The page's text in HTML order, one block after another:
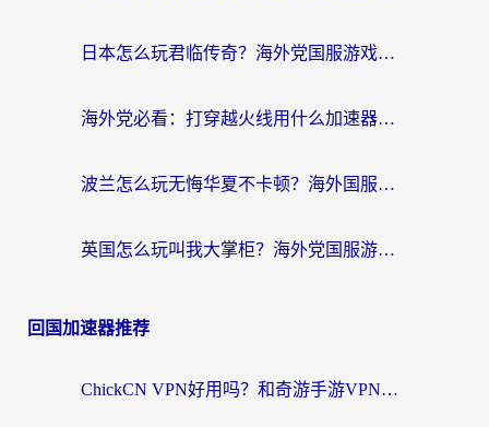
日本怎么玩君临传奇？海外党国服游戏加速避坑指南（附菲律宾欧洲玩家实测）
海外党必看：打穿越火线用什么加速器？解决延迟卡顿，还能玩奇妙拼图世界和第五人格
波兰怎么玩无悔华夏不卡顿？海外国服游戏加速器终极指南（附征途2萤火突击解决方案）
英国怎么玩叫我大掌柜？海外党国服游戏加速避坑指南（附实测推荐）
回国加速器推荐
ChickCN VPN好用吗？和奇游手游VPN对比哪个回国效果更好？海外党亲测实用指南